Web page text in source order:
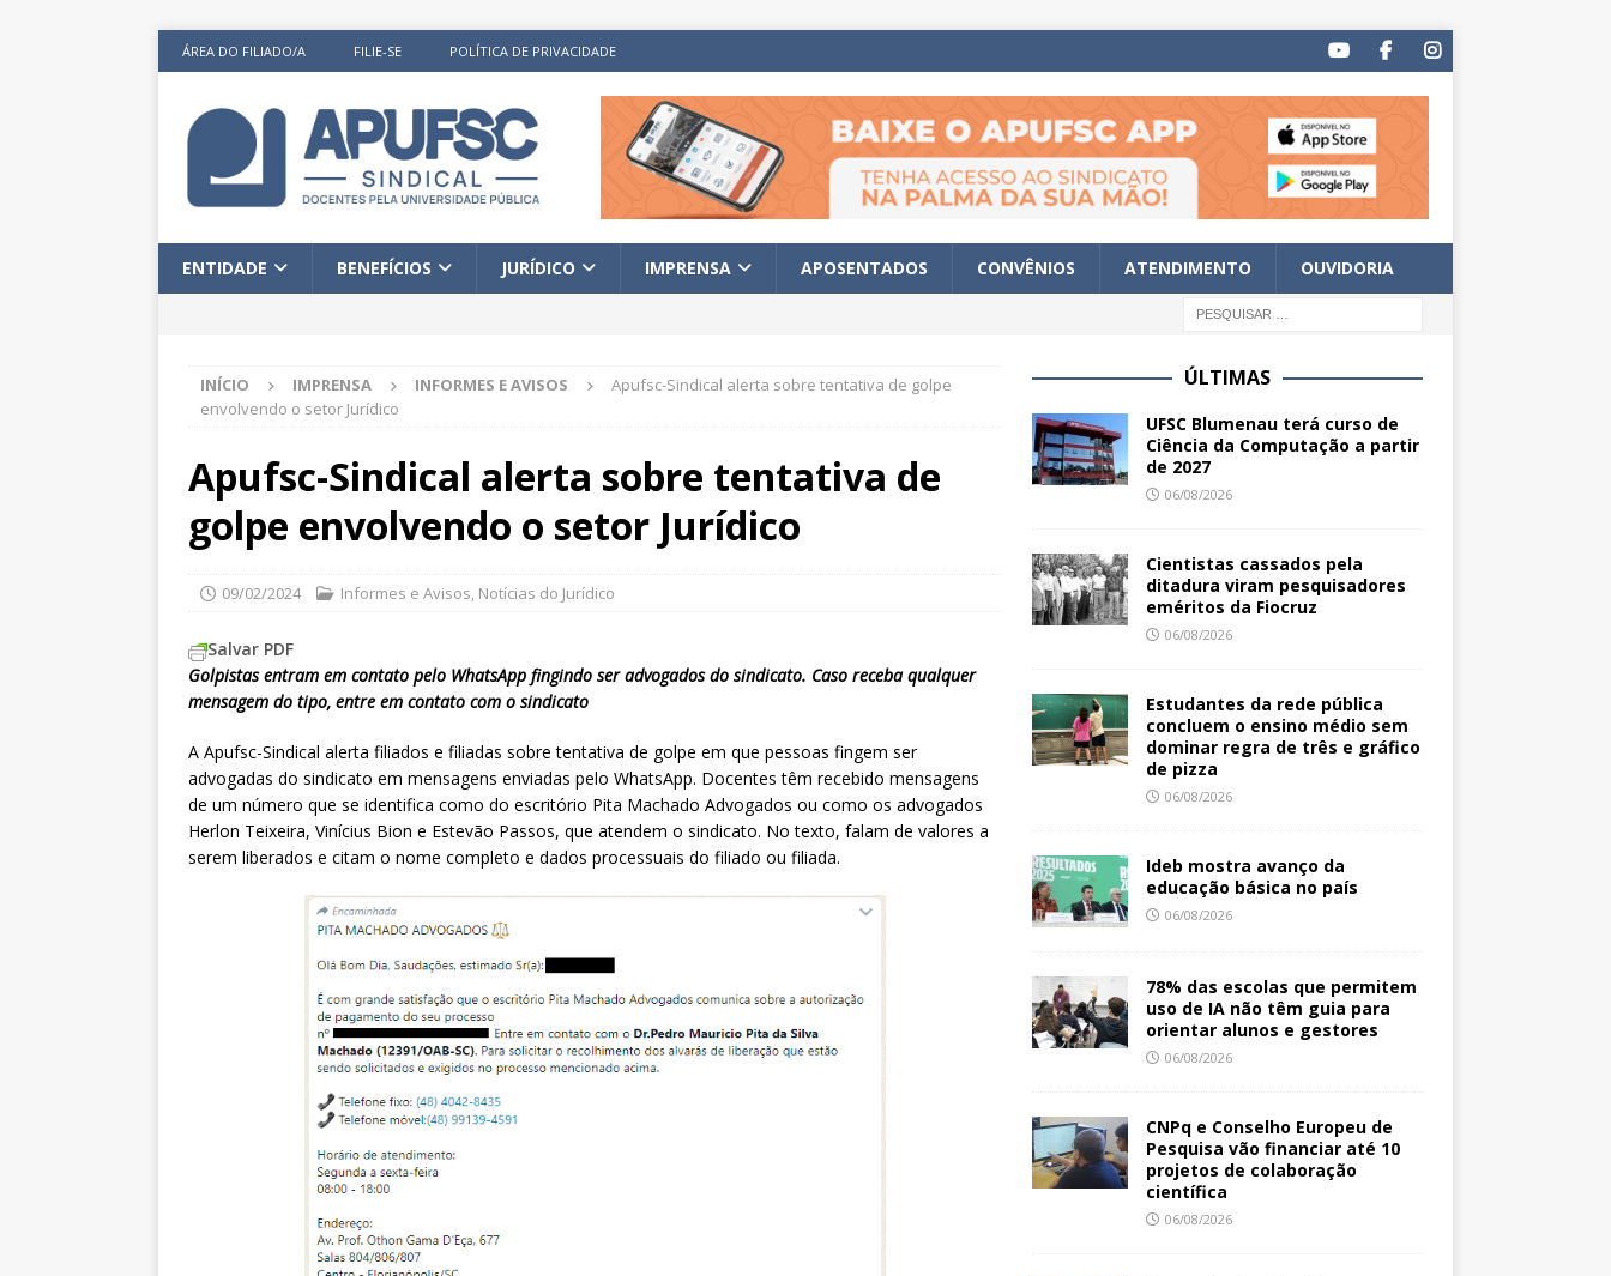
ÁREA DO FILIADO/A FILIE-SE POLÍTICA DE PRIVACIDADE
ENTIDADE BENEFÍCIOS JURÍDICO IMPRENSA APOSENTADOS CONVÊNIOS ATENDIMENTO OUVIDORIA
INÍCIO IMPRENSA INFORMES E AVISOS
Apufsc-Sindical alerta sobre tentativa de golpe
envolvendo o setor Jurídico
Apufsc-Sindical alerta sobre tentativa de
golpe envolvendo o setor Jurídico
09/02/2024 Informes e Avisos, Notícias do Jurídico
Salvar PDF
Golpistas entram em contato pelo WhatsApp fingindo ser advogados do sindicato. Caso receba qualquer
mensagem do tipo, entre em contato com o sindicato
A Apufsc-Sindical alerta filiados e filiadas sobre tentativa de golpe em que pessoas fingem ser
advogadas do sindicato em mensagens enviadas pelo WhatsApp. Docentes têm recebido mensagens
de um número que se identifica como do escritório Pita Machado Advogados ou como os advogados
Herlon Teixeira, Vinícius Bion e Estevão Passos, que atendem o sindicato. No texto, falam de valores a
serem liberados e citam o nome completo e dados processuais do filiado ou filiada.
ÚLTIMAS
UFSC Blumenau terá curso de
Ciência da Computação a partir
de 2027
06/08/2026
Cientistas cassados pela
ditadura viram pesquisadores
eméritos da Fiocruz
06/08/2026
Estudantes da rede pública
concluem o ensino médio sem
dominar regra de três e gráfico
de pizza
06/08/2026
Ideb mostra avanço da
educação básica no país
06/08/2026
78% das escolas que permitem
uso de IA não têm guia para
orientar alunos e gestores
06/08/2026
CNPq e Conselho Europeu de
Pesquisa vão financiar até 10
projetos de colaboração
científica
06/08/2026